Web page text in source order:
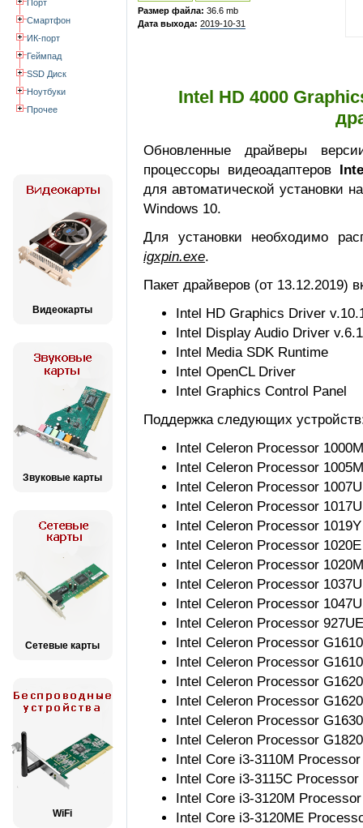
Порт
Смартфон
ИК-порт
Геймпад
SSD Диск
Ноутбуки
Прочее
Видеокарты
Звуковые карты
Сетевые карты
WiFi
Размер файла: 36.6 mb
Дата выхода: 2019-10-31
Intel HD 4000
Обновленные драйверы
процессоры видеоадаптеров
для автоматической установки
Windows 10.
Для установки необходимо
igxpin.exe.
Пакет драйверов (от 13.12.2019)
Intel HD Graphics Driver
Intel Display Audio Driver
Intel Media SDK Runtime
Intel OpenCL Driver
Intel Graphics Control Panel
Поддержка следующих
Intel Celeron Processor
Intel Celeron Processor
Intel Celeron Processor
Intel Celeron Processor
Intel Celeron Processor
Intel Celeron Processor
Intel Celeron Processor
Intel Celeron Processor
Intel Celeron Processor
Intel Celeron Processor
Intel Celeron Processor
Intel Celeron Processor
Intel Celeron Processor
Intel Celeron Processor
Intel Celeron Processor
Intel Celeron Processor
Intel Core i3-3110M
Intel Core i3-3115C
Intel Core i3-3120M
Intel Core i3-3120ME